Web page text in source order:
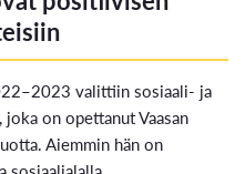
valittiin sosiaali- ja
, joka on opettanut Vaasan
Aiemmin hän on